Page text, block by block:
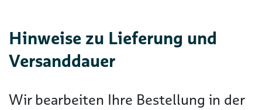
Hinweise zu Lieferung und
Versanddauer
Wir bearbeiten Ihre Bestellung in der